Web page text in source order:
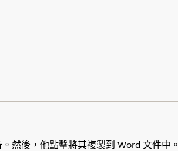
然後，他點擊將其複製到 Word 文件中。